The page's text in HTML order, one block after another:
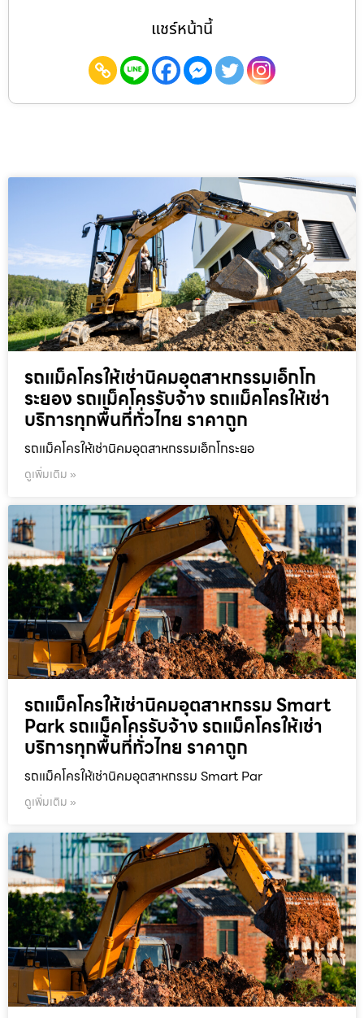
แชร์หน้านี้
รถแม็คโครให้เช่านิคมอุตสาหกรรมเอ็กโก
ระยอง รถแม็คโครรับจ้าง รถแม็คโครให้เช่า
บริการทุกพื้นที่ทั่วไทย ราคาถูก
รถแม็คโครให้เช่านิคมอุตสาหกรรมเอ็กโกระยอ
ดูเพิ่มเติม »
รถแม็คโครให้เช่านิคมอุตสาหกรรม Smart
Park รถแม็คโครรับจ้าง รถแม็คโครให้เช่า
บริการทุกพื้นที่ทั่วไทย ราคาถูก
รถแม็คโครให้เช่านิคมอุตสาหกรรม Smart Par
ดูเพิ่มเติม »